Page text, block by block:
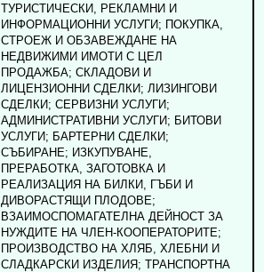
ТУРИСТИЧЕСКИ, РЕКЛАМНИ И
ИНФОРМАЦИОННИ УСЛУГИ; ПОКУПКА,
СТРОЕЖ И ОБЗАВЕЖДАНЕ НА
НЕДВИЖИМИ ИМОТИ С ЦЕЛ
ПРОДАЖБА; СКЛАДОВИ И
ЛИЦЕНЗИОННИ СДЕЛКИ; ЛИЗИНГОВИ
СДЕЛКИ; СЕРВИЗНИ УСЛУГИ;
АДМИНИСТРАТИВНИ УСЛУГИ; БИТОВИ
УСЛУГИ; БАРТЕРНИ СДЕЛКИ;
СЪБИРАНЕ; ИЗКУПУВАНЕ,
ПРЕРАБОТКА, ЗАГОТОВКА И
РЕАЛИЗАЦИЯ НА БИЛКИ, ГЪБИ И
ДИВОРАСТЯЩИ ПЛОДОВЕ;
ВЗАИМОСПОМАГАТЕЛНА ДЕЙНОСТ ЗА
НУЖДИТЕ НА ЧЛЕН-КООПЕРАТОРИТЕ;
ПРОИЗВОДСТВО НА ХЛЯБ, ХЛЕБНИ И
СЛАДКАРСКИ ИЗДЕЛИЯ; ТРАНСПОРТНА